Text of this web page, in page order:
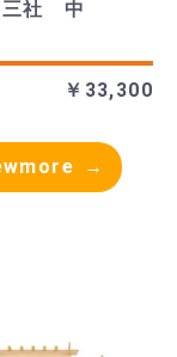
三社 中
￥33,300